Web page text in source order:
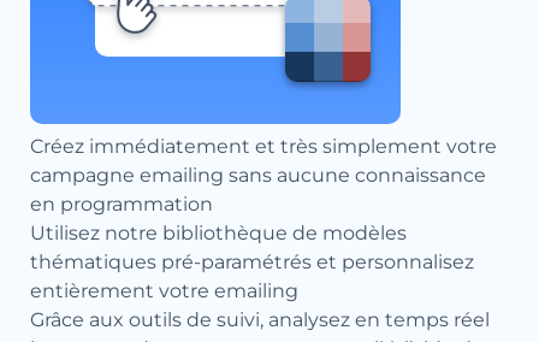
Créez immédiatement et très simplement votre
campagne emailing sans aucune connaissance
en programmation
Utilisez notre bibliothèque de modèles
thématiques pré-paramétrés et personnalisez
entièrement votre emailing
Grâce aux outils de suivi, analysez en temps réel